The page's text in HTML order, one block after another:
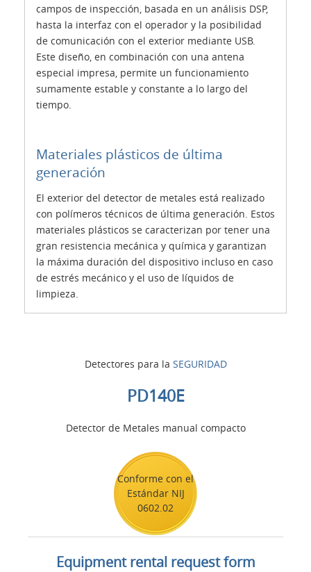
Detectores para la SEGURIDAD
PD140E
Detector de Metales manual compacto
Conforme con el
Estándar NIJ
0602.02
Equipment rental request form
campos de inspección, basada en un análisis DSP,
hasta la interfaz con el operador y la posibilidad
de comunicación con el exterior mediante USB.
Este diseño, en combinación con una antena
especial impresa, permite un funcionamiento
sumamente estable y constante a lo largo del
tiempo.
Materiales plásticos de última
generación
El exterior del detector de metales está realizado
con polímeros técnicos de última generación. Estos
materiales plásticos se caracterizan por tener una
gran resistencia mecánica y química y garantizan
la máxima duración del dispositivo incluso en caso
de estrés mecánico y el uso de líquidos de
limpieza.